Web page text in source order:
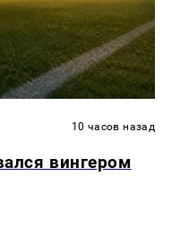
10 часов назад
вингером